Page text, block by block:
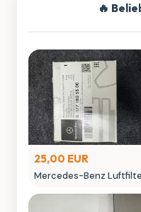
🔥
25,00 EUR
Mercedes-Benz
Ersatzteil